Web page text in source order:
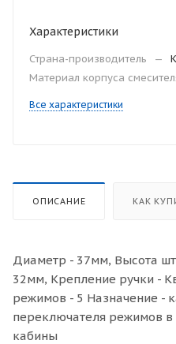
Характеристики
Страна-производитель —
Материал корпуса
Все характеристики
ОПИСАНИЕ КАК
Диаметр - 37мм, Высота
32мм, Крепление ручки -
режимов - 5 Назначение -
переключателя режимов
кабины